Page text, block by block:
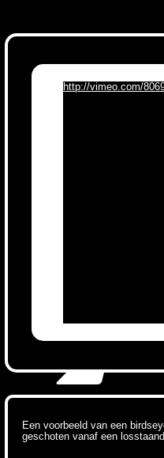
http://vimeo.com/
Een voorbeeld van een
geschoten vanaf een